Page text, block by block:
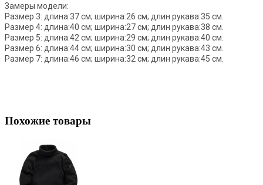
Замеры модели:
Размер 3: длина:37 см; ширина:26 см; длин рукава:35 см.
Размер 4: длина:40 см; ширина:27 см; длин рукава:38 см.
Размер 5: длина:42 см; ширина:29 см; длин рукава:40 см.
Размер 6: длина:44 см; ширина:30 см; длин рукава:43 см.
Размер 7: длина:46 см; ширина:32 см; длин рукава:45 см.
Похожие товары